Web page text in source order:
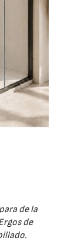
de la
de